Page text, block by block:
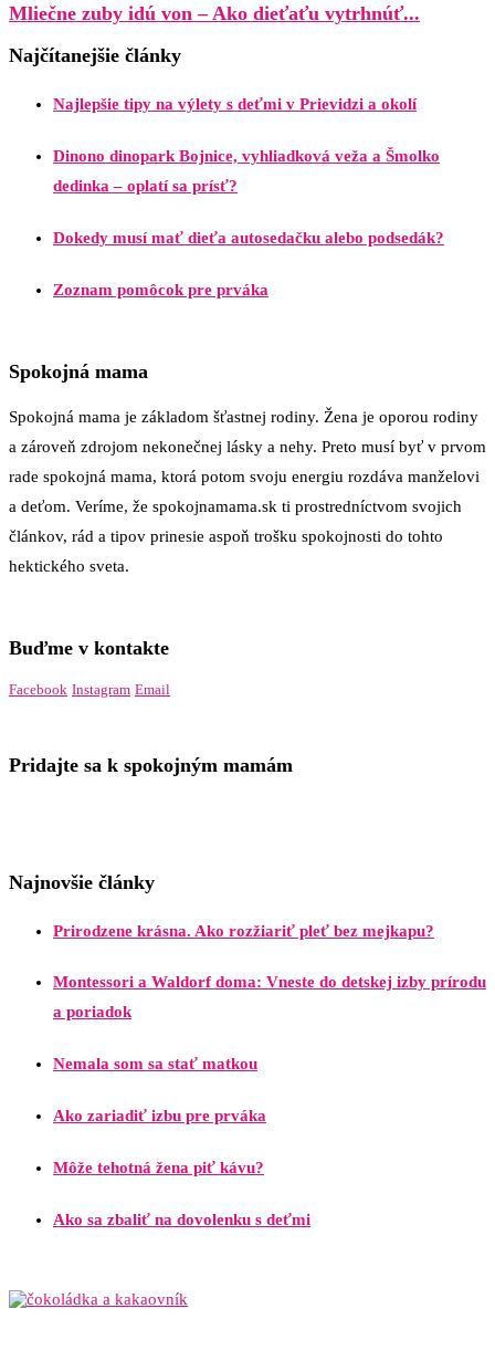
Mliečne zuby idú von – Ako dieťaťu vytrhnúť...
Najčítanejšie články
Najlepšie tipy na výlety s deťmi v Prievidzi a okolí
Dinono dinopark Bojnice, vyhliadková veža a Šmolko
dedinka – oplatí sa prísť?
Dokedy musí mať dieťa autosedačku alebo podsedák?
Zoznam pomôcok pre prváka
Spokojná mama
Spokojná mama je základom šťastnej rodiny. Žena je oporou rodiny
a zároveň zdrojom nekonečnej lásky a nehy. Preto musí byť v prvom
rade spokojná mama, ktorá potom svoju energiu rozdáva manželovi
a deťom. Veríme, že spokojnamama.sk ti prostredníctvom svojich
článkov, rád a tipov prinesie aspoň trošku spokojnosti do tohto
hektického sveta.
Buďme v kontakte
Facebook Instagram Email
Pridajte sa k spokojným mamám
Najnovšie články
Prirodzene krásna. Ako rozžiariť pleť bez mejkapu?
Montessori a Waldorf doma: Vneste do detskej izby prírodu
a poriadok
Nemala som sa stať matkou
Ako zariadiť izbu pre prváka
Môže tehotná žena piť kávu?
Ako sa zbaliť na dovolenku s deťmi